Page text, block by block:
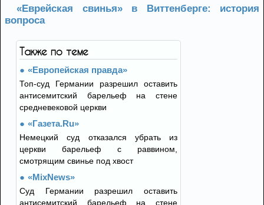
«Еврейская свинья» в Виттенберге: история
вопроса
Также по теме
«Европейская правда»
Топ-суд Германии разрешил оставить
антисемитский барельеф на стене
средневековой церкви
«Газета.Ru»
Немецкий суд отказался убрать из
церкви барельеф с раввином,
смотрящим свинье под хвост
«MixNews»
Суд Германии разрешил оставить
антисемитский барельеф на стене